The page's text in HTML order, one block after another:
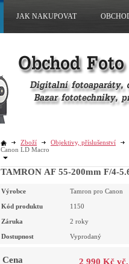
Zboží
Objektivy, příslušenství
Canon LD Macro
TAMRON AF 55-200mm F/4-
Výrobce Tamron pro Canon
Kód produktu 1150
Záruka 2 roky
Dostupnost Vyprodaný
Cena 2 990 Kč
JAK NAKUPOVAT